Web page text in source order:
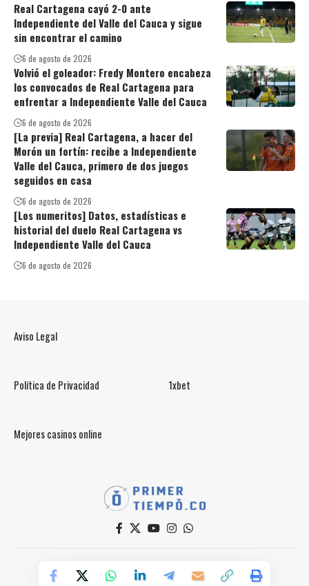
Real Cartagena cayó 2-0 ante
Independiente del Valle del Cauca y sigue
sin encontrar el camino
6 de agosto de 2026
Volvió el goleador: Fredy Montero encabeza
los convocados de Real Cartagena para
enfrentar a Independiente Valle del Cauca
6 de agosto de 2026
[La previa] Real Cartagena, a hacer del
Morón un fortín: recibe a Independiente
Valle del Cauca, primero de dos juegos
seguidos en casa
6 de agosto de 2026
[Los numeritos] Datos, estadísticas e
historial del duelo Real Cartagena vs
Independiente Valle del Cauca
6 de agosto de 2026
Aviso Legal
Política de Privacidad 1xbet
Mejores casinos online
Powered by Primer Tiempo Deportes SAS